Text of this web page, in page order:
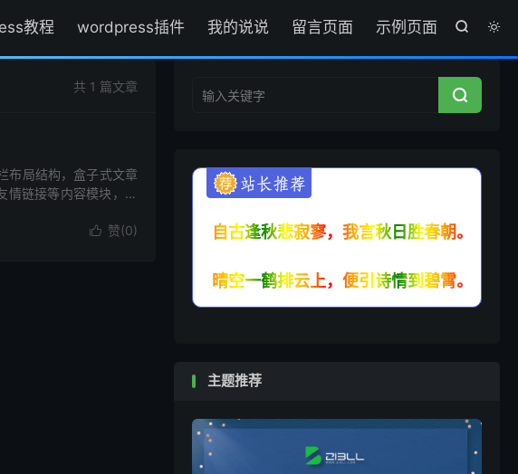


教程 wordpress插件 我的说说 留言页面 示例页面
共 1 篇文章
布局结构，盒子式文章
情链接等内容模块，整
 赞(0)

自古逢秋悲寂寥，我言秋日胜春朝。
晴空一鹤排云上，便引诗情到碧霄。
主题推荐